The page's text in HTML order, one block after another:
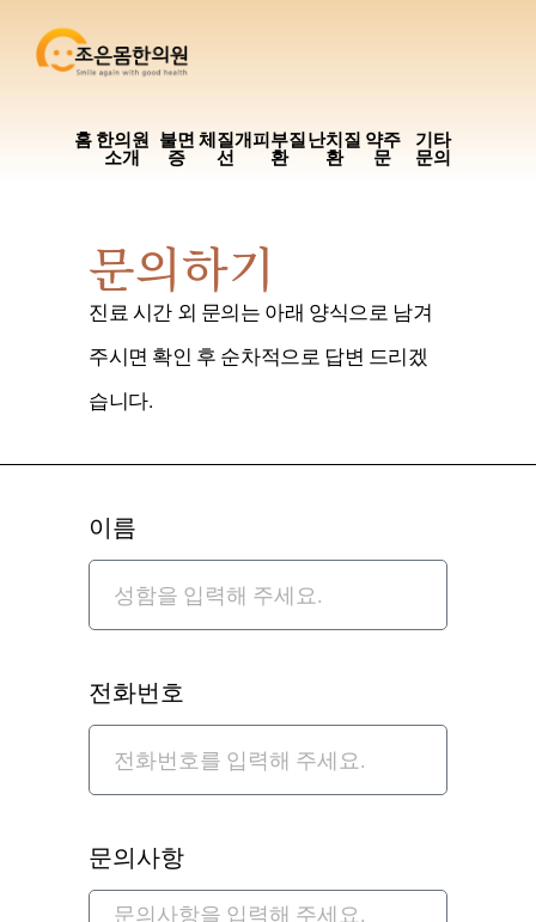
홈 한의원
소개
불면
증
체질개
선
피부질
환
난치질
환
약주
문
기타
문의
문의하기
진료 시간 외 문의는 아래 양식으로 남겨
주시면 확인 후 순차적으로 답변 드리겠
습니다.
이름
전화번호
문의사항